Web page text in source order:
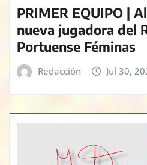
PRIMER EQUIPO |
nueva jugadora del
Portuense Féminas
Redacción Jul 30,